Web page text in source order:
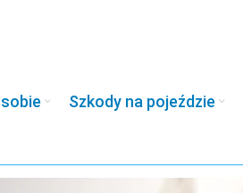
Szkody na pojeździe